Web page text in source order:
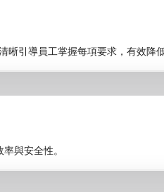
引導員工掌握每項要求，有效降
與安全性。